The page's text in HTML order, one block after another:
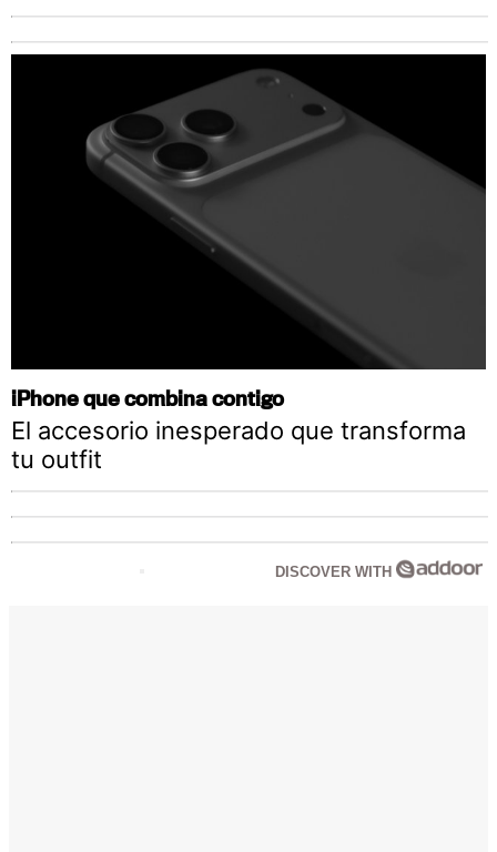
iPhone que combina contigo
El accesorio inesperado que transforma
tu outfit
DISCOVER WITH